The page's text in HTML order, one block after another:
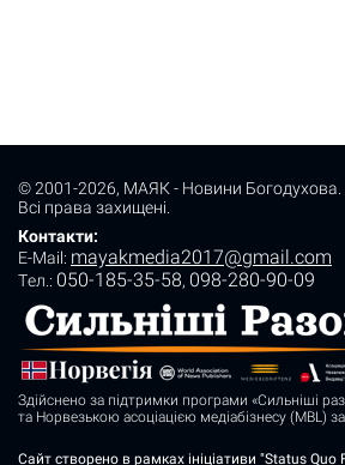
© 2001-2026, МАЯК - Новини Богодухова
Всі права захищені.
Контакти:
E-Mail: mayakmedia2017@gmail.com
Tел.: 050-185-35-58, 098-280-90-09
Здійснено за підтримки програми «Сильніші
та Норвезькою асоціацією медіабізнесу (MBL)
Сайт створено в рамках ініціативи "Status Quo